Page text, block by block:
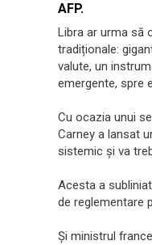
AFP.
Libra ar urma să
tradiționale:
valute, un
emergente, spre
Cu ocazia unui
Carney a lansat
sistemic și va
Acesta a
de reglementare
Și ministrul